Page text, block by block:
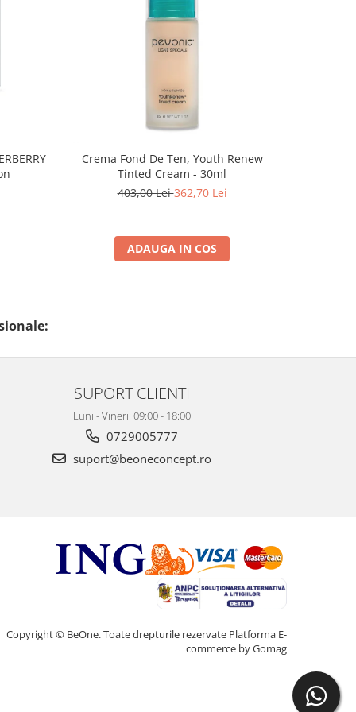
Crema Fond De Ten, Youth Renew
Tinted Cream - 30ml
403,00 Lei362,70 Lei
ADAUGA IN COS
SUPORT CLIENTI
Luni - Vineri: 09:00 - 18:00
0729005777
suport@beoneconcept.ro
Copyright © BeOne. Toate drepturile rezervate Platforma E-
commerce by Gomag